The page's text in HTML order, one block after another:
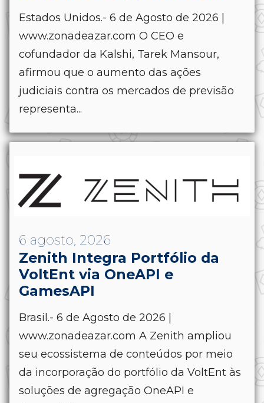
Estados Unidos.- 6 de Agosto de 2026 |
www.zonadeazar.com O CEO e
cofundador da Kalshi, Tarek Mansour,
afirmou que o aumento das ações
judiciais contra os mercados de previsão
representa...
6 agosto, 2026
Zenith Integra Portfólio da
VoltEnt via OneAPI e
GamesAPI
Brasil.- 6 de Agosto de 2026 |
www.zonadeazar.com A Zenith ampliou
seu ecossistema de conteúdos por meio
da incorporação do portfólio da VoltEnt às
soluções de agregação OneAPI e